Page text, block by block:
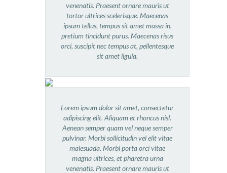
venenatis. Praesent ornare mauris ut
tortor ultrices scelerisque. Maecenas
ipsum tellus, tempus sit amet massa in,
pretium tincidunt purus. Maecenas risus
orci, suscipit nec tempus at, pellentesque
sit amet ligula.
Lorem ipsum dolor sit amet, consectetur
adipiscing elit. Aliquam et rhoncus nisl.
Aenean semper quam vel neque semper
pulvinar. Morbi sollicitudin vel elit vitae
malesuada. Morbi porta orci vitae
magna ultrices, et pharetra urna
venenatis. Praesent ornare mauris ut